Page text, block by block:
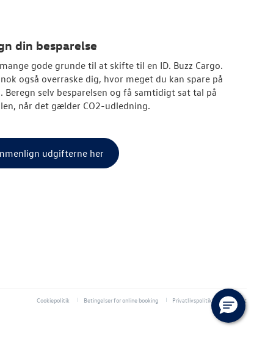
din besparelse
gode grunde til at skifte til en ID. Buzz Cargo.
også overraske dig, hvor meget du kan spare på
Beregn selv besparelsen og få samtidigt sat tal på
når det gælder CO2-udledning.
udgifterne her
Cookiepolitik Betingelser for online booking Privatlivspolitik Kontakt